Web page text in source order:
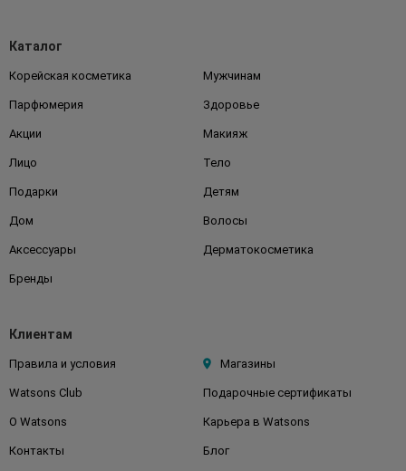
Каталог
Корейская косметика Мужчинам
Парфюмерия Здоровье
Акции Макияж
Лицо Тело
Подарки Детям
Дом Волосы
Аксессуары Дерматокосметика
Бренды
Клиентам
Правила и условия Магазины
Watsons Club Подарочные сертификаты
О Watsons Карьера в Watsons
Контакты Блог